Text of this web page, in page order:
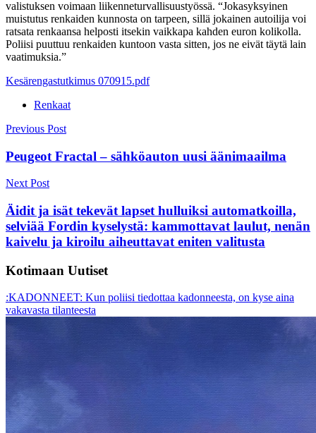
valistuksen voimaan liikenneturvallisuustyössä. “Jokasyksyinen
muistutus renkaiden kunnosta on tarpeen, sillä jokainen autoilija voi
ratsata renkaansa helposti itsekin vaikkapa kahden euron kolikolla.
Poliisi puuttuu renkaiden kuntoon vasta sitten, jos ne eivät täytä lain
vaatimuksia.”
Kesärengastutkimus 070915.pdf
Renkaat
Post
navigation
Previous Post
Peugeot Fractal – sähköauton uusi äänimaailma
Next Post
Äidit ja isät tekevät lapset hulluiksi automatkoilla,
selviää Fordin kyselystä: kammottavat laulut, nenän
kaivelu ja kiroilu aiheuttavat eniten valitusta
Kotimaan Uutiset
:KADONNEET: Kun poliisi tiedottaa kadonneesta, on kyse aina
vakavasta tilanteesta